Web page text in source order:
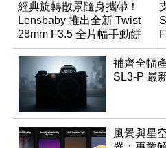
經典旋轉散景隨身攜帶！
Lensbaby 推出全新 Twist
28mm F3.5 全片幅手動餅
乾鏡
補齊全幅
SL3-P 最
風景與星